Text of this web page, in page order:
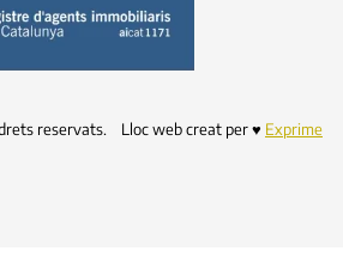
reservats. Lloc web creat per ♥ Exprime